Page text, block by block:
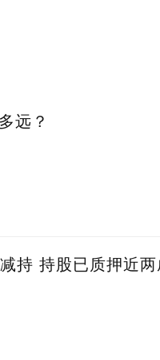
远？
持 持股已质押近